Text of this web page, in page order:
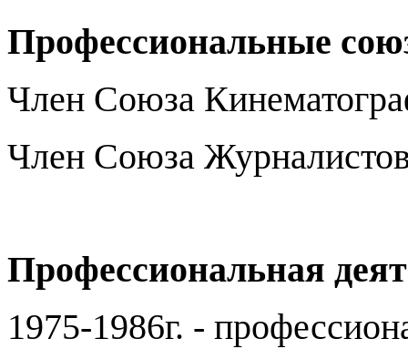
Профессиональные
Член Союза
Член Союза
Профессиональная
1975-1986г. -